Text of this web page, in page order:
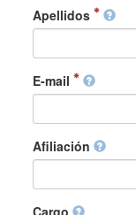
Apellidos
E-mail
Afiliación
Cargo